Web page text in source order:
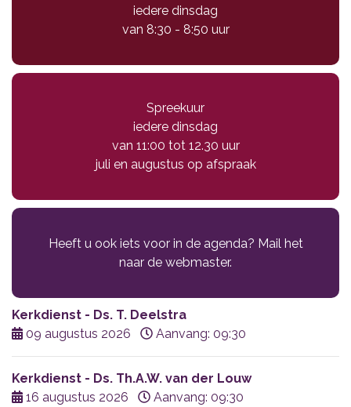
iedere dinsdag
van 8:30 - 8:50 uur
Spreekuur
iedere dinsdag
van 11:00 tot 12.30 uur
juli en augustus op afspraak
Heeft u ook iets voor in de agenda? Mail het
naar de webmaster.
Kerkdienst - Ds. T. Deelstra
09 augustus 2026
Aanvang: 09:30
Kerkdienst - Ds. Th.A.W. van der Louw
16 augustus 2026
Aanvang: 09:30